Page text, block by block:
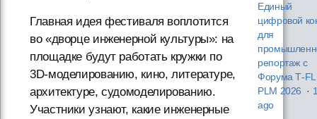
Главная идея фестиваля воплотится
во «дворце инженерной культуры»: на
площадке будут работать кружки по
3D-моделированию, кино, литературе,
архитектуре, судомоделированию.
Участники узнают, какие инженерные
Единый
цифровой
для
репортаж с
Форума
PLM 2026 ·
ago